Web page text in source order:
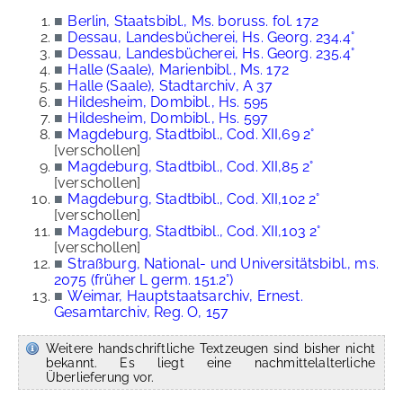
■ Berlin, Staatsbibl., Ms. boruss. fol. 172
■ Dessau, Landesbücherei, Hs. Georg. 234.4°
■ Dessau, Landesbücherei, Hs. Georg. 235.4°
■ Halle (Saale), Marienbibl., Ms. 172
■ Halle (Saale), Stadtarchiv, A 37
■ Hildesheim, Dombibl., Hs. 595
■ Hildesheim, Dombibl., Hs. 597
■ Magdeburg, Stadtbibl., Cod. XII,69 2°
[verschollen]
■ Magdeburg, Stadtbibl., Cod. XII,85 2°
[verschollen]
■ Magdeburg, Stadtbibl., Cod. XII,102 2°
[verschollen]
■ Magdeburg, Stadtbibl., Cod. XII,103 2°
[verschollen]
■ Straßburg, National- und Universitätsbibl., ms.
2075 (früher L germ. 151.2°)
■ Weimar, Hauptstaatsarchiv, Ernest.
Gesamtarchiv, Reg. O, 157
Weitere handschriftliche Textzeugen sind bisher nicht
bekannt. Es liegt eine nachmittelalterliche
Überlieferung vor.